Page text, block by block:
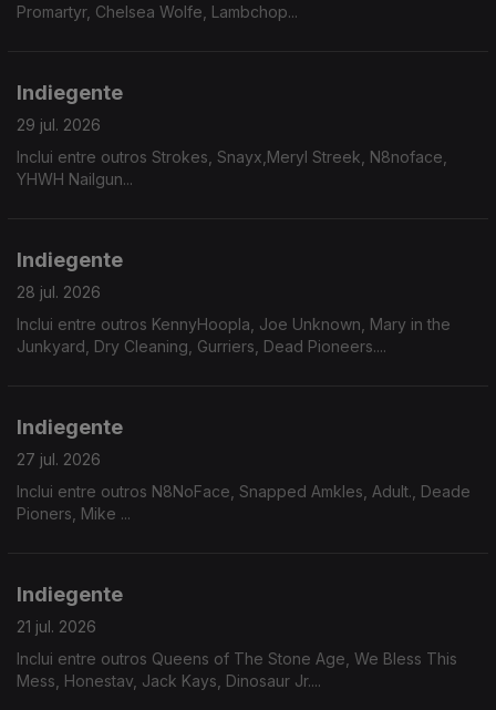
Promartyr, Chelsea Wolfe, Lambchop...
Indiegente
29 jul. 2026
Inclui entre outros Strokes, Snayx,Meryl Streek, N8noface,
YHWH Nailgun...
Indiegente
28 jul. 2026
Inclui entre outros KennyHoopla, Joe Unknown, Mary in the
Junkyard, Dry Cleaning, Gurriers, Dead Pioneers....
Indiegente
27 jul. 2026
Inclui entre outros N8NoFace, Snapped Amkles, Adult., Deade
Pioners, Mike ...
Indiegente
21 jul. 2026
Inclui entre outros Queens of The Stone Age, We Bless This
Mess, Honestav, Jack Kays, Dinosaur Jr....